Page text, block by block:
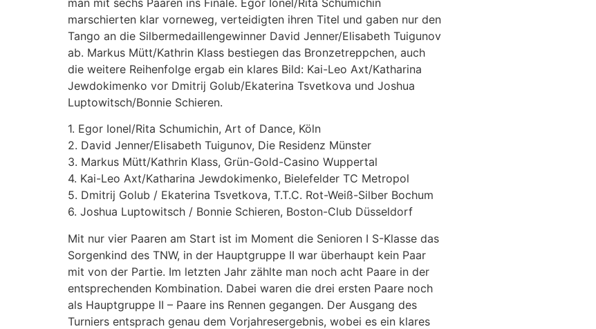
marschierten klar vorneweg, verteidigten ihren Titel und gaben nur den
Tango an die Silbermedaillengewinner David Jenner/Elisabeth Tuigunov
ab. Markus Mütt/Kathrin Klass bestiegen das Bronzetreppchen, auch
die weitere Reihenfolge ergab ein klares Bild: Kai-Leo Axt/Katharina
Jewdokimenko vor Dmitrij Golub/Ekaterina Tsvetkova und Joshua
Luptowitsch/Bonnie Schieren.
1. Egor Ionel/Rita Schumichin, Art of Dance, Köln
2. David Jenner/Elisabeth Tuigunov, Die Residenz Münster
3. Markus Mütt/Kathrin Klass, Grün-Gold-Casino Wuppertal
4. Kai-Leo Axt/Katharina Jewdokimenko, Bielefelder TC Metropol
5. Dmitrij Golub / Ekaterina Tsvetkova, T.T.C. Rot-Weiß-Silber Bochum
6. Joshua Luptowitsch / Bonnie Schieren, Boston-Club Düsseldorf
Mit nur vier Paaren am Start ist im Moment die Senioren I S-Klasse das
Sorgenkind des TNW, in der Hauptgruppe II war überhaupt kein Paar
mit von der Partie. Im letzten Jahr zählte man noch acht Paare in der
entsprechenden Kombination. Dabei waren die drei ersten Paare noch
als Hauptgruppe II – Paare ins Rennen gegangen. Der Ausgang des
Turniers entsprach genau dem Vorjahresergebnis, wobei es ein klares